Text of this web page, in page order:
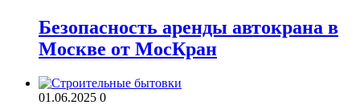
Безопасность аренды автокрана в
Москве от МосКран
01.06.2025 0